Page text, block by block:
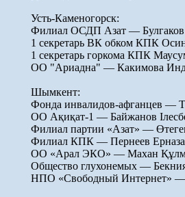
Усть-Каменогорск:
Филиал ОСДП Азат —
1 секретарь ВК обком КПК
1 секретарь горкома КПК
ОО "Ариадна" — Какимова
Шымкент:
Фонда инвалидов-афганцев —
ОО Ақиқат-1 — Байжанов
Филиал партии «Азат» —
Филиал КПК — Пернеев
ОО «Арал ЭКО» — Махан
Общество глухонемых —
НПО «Свободный Интернет» —